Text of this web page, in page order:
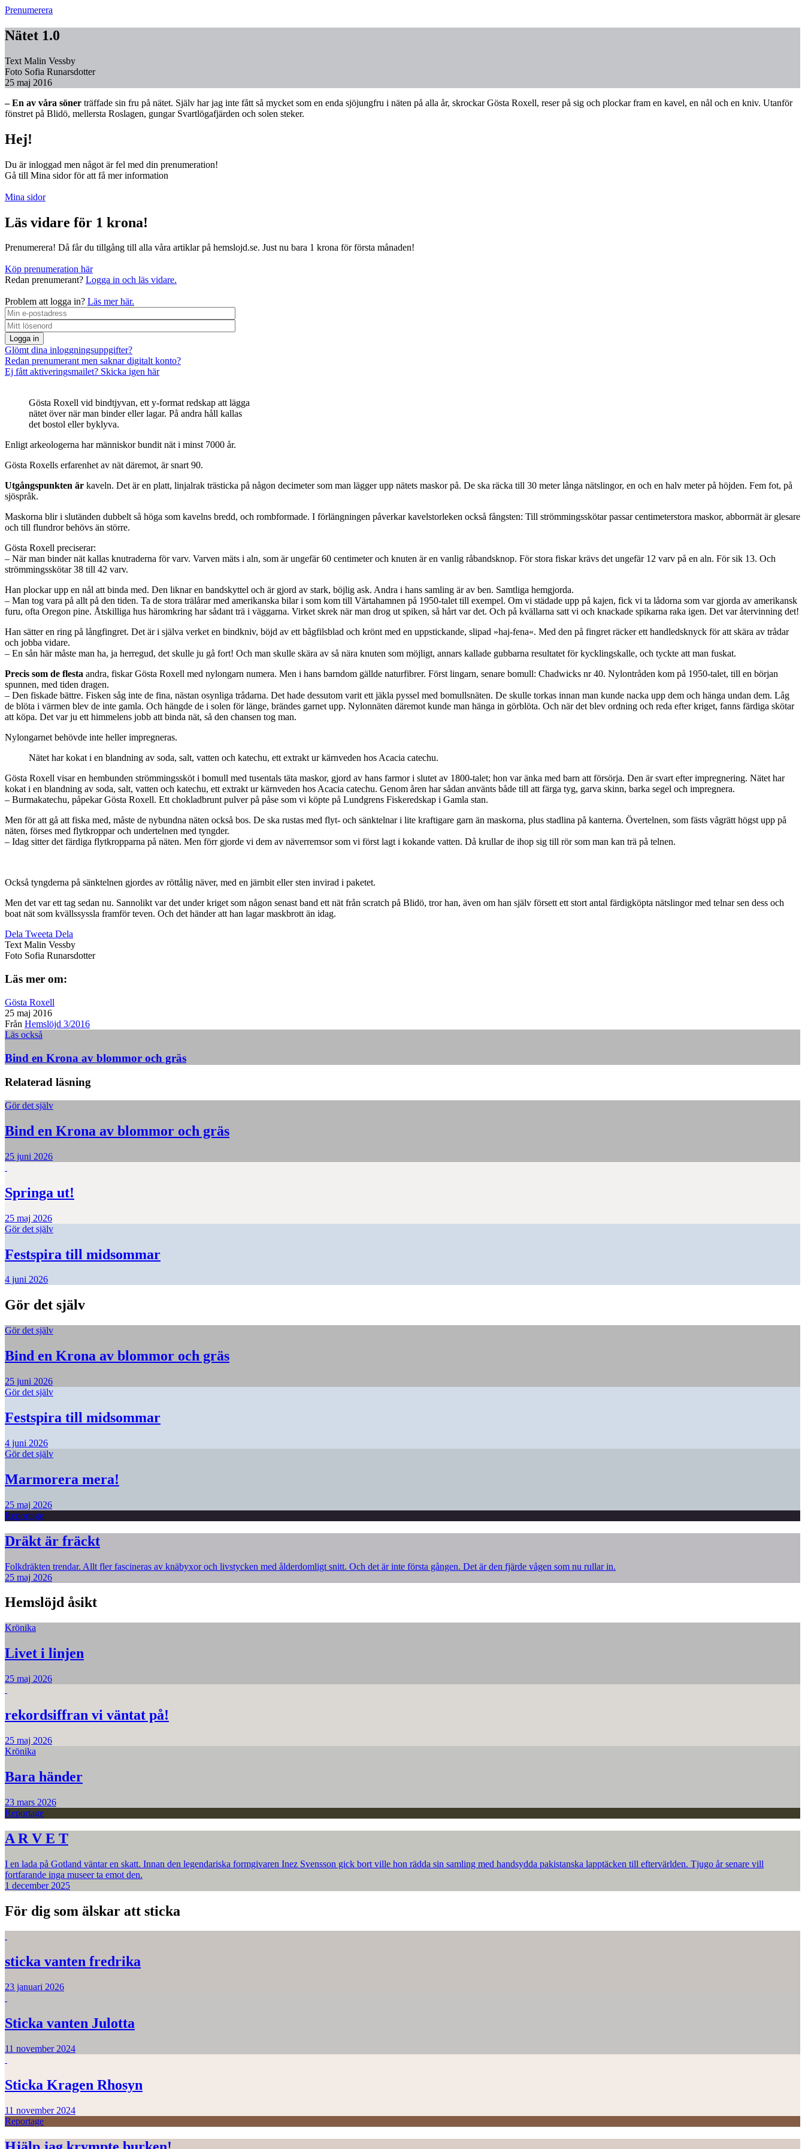
Prenumerera
Nätet 1.0
Text Malin Vessby
Foto Sofia Runarsdotter
25 maj 2016
– En av våra söner träffade sin fru på nätet. Själv har jag inte fått så mycket som en enda sjöjungfru i näten på alla år, skrockar Gösta Roxell, reser på sig och plockar fram en kavel, en nål och en kniv. Utanför
fönstret på Blidö, mellersta Roslagen, gungar Svartlögafjärden och solen steker.
Hej!
Du är inloggad men något är fel med din prenumeration!
Gå till Mina sidor för att få mer information
Mina sidor
Läs vidare för 1 krona!
Prenumerera! Då får du tillgång till alla våra artiklar på hemslojd.se. Just nu bara 1 krona för första månaden!
Köp prenumeration här
Redan prenumerant? Logga in och läs vidare.
Problem att logga in? Läs mer här.
Logga in
Glömt dina inloggningsuppgifter?
Redan prenumerant men saknar digitalt konto?
Ej fått aktiveringsmailet? Skicka igen här
Gösta Roxell vid bindtjyvan, ett y-format redskap att lägga
nätet över när man binder eller lagar. På andra håll kallas
det bostol eller byklyva.
Enligt arkeologerna har människor bundit nät i minst 7000 år.
Gösta Roxells erfarenhet av nät däremot, är snart 90.
Utgångspunkten är kaveln. Det är en platt, linjalrak trästicka på någon decimeter som man lägger upp nätets maskor på. De ska räcka till 30 meter långa nätslingor, en och en halv meter på höjden. Fem fot, på
sjöspråk.
Maskorna blir i slutänden dubbelt så höga som kavelns bredd, och rombformade. I förlängningen påverkar kavelstorleken också fångsten: Till strömmingsskötar passar centimeterstora maskor, abborrnät är glesare
och till flundror behövs än större.
Gösta Roxell preciserar:
– När man binder nät kallas knutraderna för varv. Varven mäts i aln, som är ungefär 60 centimeter och knuten är en vanlig råbandsknop. För stora fiskar krävs det ungefär 12 varv på en aln. För sik 13. Och
strömmingsskötar 38 till 42 varv.
Han plockar upp en nål att binda med. Den liknar en bandskyttel och är gjord av stark, böjlig ask. Andra i hans samling är av ben. Samtliga hemgjorda.
– Man tog vara på allt på den tiden. Ta de stora trälårar med amerikanska bilar i som kom till Värtahamnen på 1950-talet till exempel. Om vi städade upp på kajen, fick vi ta lådorna som var gjorda av amerikansk
furu, ofta Oregon pine. Åtskilliga hus häromkring har sådant trä i väggarna. Virket skrek när man drog ut spiken, så hårt var det. Och på kvällarna satt vi och knackade spikarna raka igen. Det var återvinning det!
Han sätter en ring på långfingret. Det är i själva verket en bindkniv, böjd av ett bågfilsblad och krönt med en uppstickande, slipad »haj-fena«. Med den på fingret räcker ett handledsknyck för att skära av trådar
och jobba vidare.
– En sån här måste man ha, ja herregud, det skulle ju gå fort! Och man skulle skära av så nära knuten som möjligt, annars kallade gubbarna resultatet för kycklingskalle, och tyckte att man fuskat.
Precis som de flesta andra, fiskar Gösta Roxell med nylongarn numera. Men i hans barndom gällde naturfibrer. Först lingarn, senare bomull: Chadwicks nr 40. Nylontråden kom på 1950-talet, till en början
spunnen, med tiden dragen.
– Den fiskade bättre. Fisken såg inte de fina, nästan osynliga trådarna. Det hade dessutom varit ett jäkla pyssel med bomullsnäten. De skulle torkas innan man kunde nacka upp dem och hänga undan dem. Låg
de blöta i värmen blev de inte gamla. Och hängde de i solen för länge, brändes garnet upp. Nylonnäten däremot kunde man hänga in görblöta. Och när det blev ordning och reda efter kriget, fanns färdiga skötar
att köpa. Det var ju ett himmelens jobb att binda nät, så den chansen tog man.
Nylongarnet behövde inte heller impregneras.
Nätet har kokat i en blandning av soda, salt, vatten och katechu, ett extrakt ur kärnveden hos Acacia catechu.
Gösta Roxell visar en hembunden strömmingssköt i bomull med tusentals täta maskor, gjord av hans farmor i slutet av 1800-talet; hon var änka med barn att försörja. Den är svart efter impregnering. Nätet har
kokat i en blandning av soda, salt, vatten och katechu, ett extrakt ur kärnveden hos Acacia catechu. Genom åren har sådan använts både till att färga tyg, garva skinn, barka segel och impregnera.
– Burmakatechu, påpekar Gösta Roxell. Ett chokladbrunt pulver på påse som vi köpte på Lundgrens Fiskeredskap i Gamla stan.
Men för att gå att fiska med, måste de nybundna näten också bos. De ska rustas med flyt- och sänktelnar i lite kraftigare garn än maskorna, plus stadlina på kanterna. Övertelnen, som fästs vågrätt högst upp på
näten, förses med flytkroppar och undertelnen med tyngder.
– Idag sitter det färdiga flytkropparna på näten. Men förr gjorde vi dem av näverremsor som vi först lagt i kokande vatten. Då krullar de ihop sig till rör som man kan trä på telnen.
Också tyngderna på sänktelnen gjordes av röttålig näver, med en järnbit eller sten invirad i paketet.
Men det var ett tag sedan nu. Sannolikt var det under kriget som någon senast band ett nät från scratch på Blidö, tror han, även om han själv försett ett stort antal färdigköpta nätslingor med telnar sen dess och
boat nät som kvällssyssla framför teven. Och det händer att han lagar maskbrott än idag.
Dela Tweeta Dela
TextMalin Vessby
Foto Sofia Runarsdotter
Läs mer om:
Gösta Roxell
25 maj 2016
Från Hemslöjd 3/2016
Läs också
Bind en Krona av blommor och gräs
Relaterad läsning
Gör det själv
Bind en Krona av blommor och gräs
25 juni 2026
Springa ut!
25 maj 2026
Gör det själv
Festspira till midsommar
4 juni 2026
Gör det själv
Gör det själv
Bind en Krona av blommor och gräs
25 juni 2026
Gör det själv
Festspira till midsommar
4 juni 2026
Gör det själv
Marmorera mera!
25 maj 2026
Reportage
Dräkt är fräckt
Folkdräkten trendar. Allt fler fascineras av knäbyxor och livstycken med ålderdomligt snitt. Och det är inte första gången. Det är den fjärde vågen som nu rullar in.
25 maj 2026
Hemslöjd åsikt
Krönika
Livet i linjen
25 maj 2026
rekordsiffran vi väntat på!
25 maj 2026
Krönika
Bara händer
23 mars 2026
Reportage
A R V E T
I en lada på Gotland väntar en skatt. Innan den legendariska formgivaren Inez Svensson gick bort ville hon rädda sin samling med handsydda pakistanska lapptäcken till eftervärlden. Tjugo år senare vill
fortfarande inga museer ta emot den.
1 december 2025
För dig som älskar att sticka
sticka vanten fredrika
23 januari 2026
Sticka vanten Julotta
11 november 2024
Sticka Kragen Rhosyn
11 november 2024
Reportage